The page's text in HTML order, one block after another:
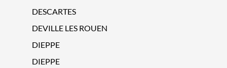
DESCARTES
DEVILLE LES ROUEN
DIEPPE
DIEPPE